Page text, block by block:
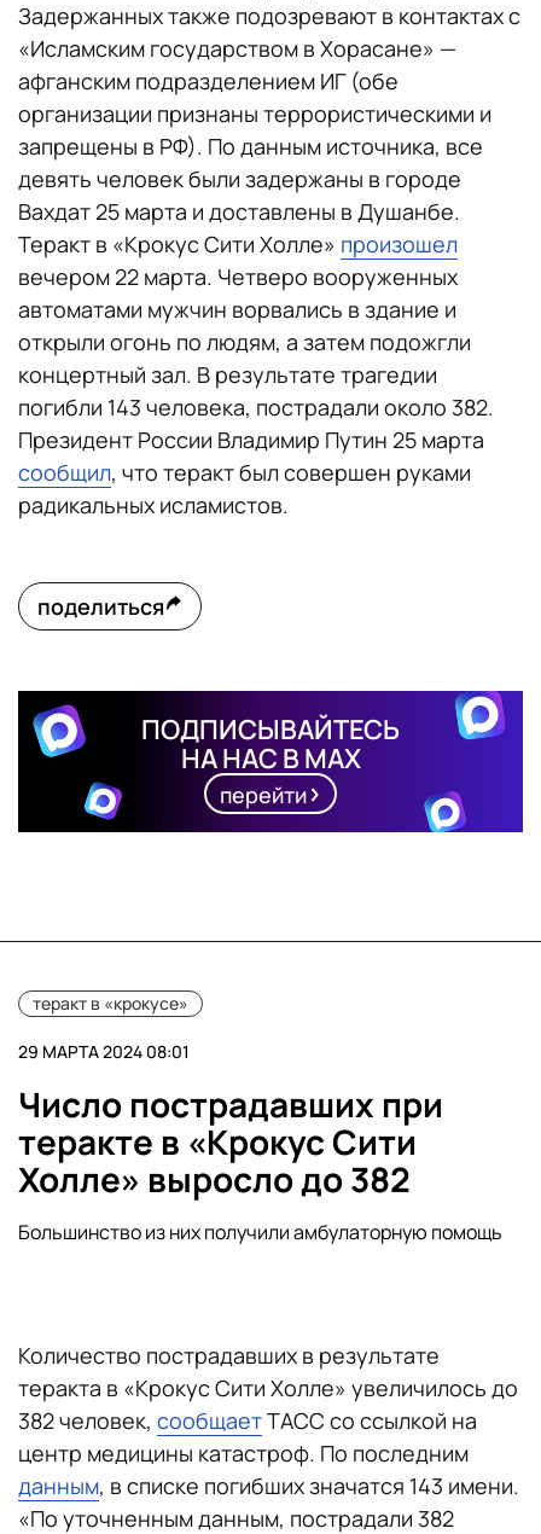
Задержанных также подозревают в контактах с
«Исламским государством в Хорасане» —
афганским подразделением ИГ (обе
организации признаны террористическими и
запрещены в РФ). По данным источника, все
девять человек были задержаны в городе
Вахдат 25 марта и доставлены в Душанбе.
Теракт в «Крокус Сити Холле» произошел
вечером 22 марта. Четверо вооруженных
автоматами мужчин ворвались в здание и
открыли огонь по людям, а затем подожгли
концертный зал. В результате трагедии
погибли 143 человека, пострадали около 382.
Президент России Владимир Путин 25 марта
сообщил, что теракт был совершен руками
радикальных исламистов.
поделиться
ПОДПИСЫВАЙТЕСЬ
НА НАС В MAX
перейти
теракт в «крокусе»
29 МАРТА 2024 08:01
Число пострадавших при
теракте в «Крокус Сити
Холле» выросло до 382
Большинство из них получили амбулаторную помощь
Количество пострадавших в результате
теракта в «Крокус Сити Холле» увеличилось до
382 человек, сообщаетТАСС со ссылкой на
центр медицины катастроф. По последним
данным, в списке погибших значатся 143 имени.
«По уточненным данным, пострадали 382